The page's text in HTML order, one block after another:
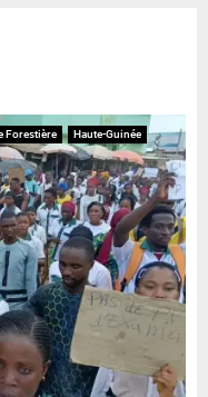
Forestière
Haute-Guinée